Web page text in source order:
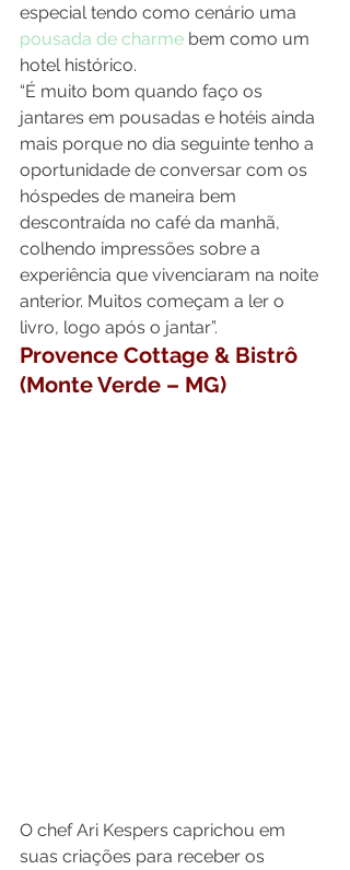
especial tendo como cenário uma
pousada de charme bem como um
hotel histórico.
“É muito bom quando faço os
jantares em pousadas e hotéis ainda
mais porque no dia seguinte tenho a
oportunidade de conversar com os
hóspedes de maneira bem
descontraída no café da manhã,
colhendo impressões sobre a
experiência que vivenciaram na noite
anterior. Muitos começam a ler o
livro, logo após o jantar”.
Provence Cottage & Bistrô
(Monte Verde – MG)
O chef Ari Kespers caprichou em
suas criações para receber os